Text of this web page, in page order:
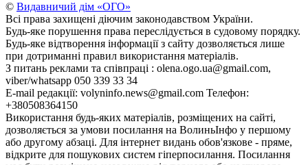
© Видавничий дім «ОГО»
Всі права захищені діючим законодавством України.
Будь-яке порушення права переслідується в судовому порядку.
Будь-яке відтворення інформації з сайту дозволяється лише
при дотриманні правил використання матеріалів.
З питань реклами та співпраці : olena.ogo.ua@gmail.com,
viber/whatsapp 050 339 33 34
E-mail редакції: volyninfo.news@gmail.com Телефон:
+380508364150
Використання будь-яких матеріалів, розміщених на сайті,
дозволяється за умови посилання на ВолиньІнфо у першому
або другому абзаці. Для інтернет видань обов'язкове - пряме,
відкрите для пошукових систем гіперпосилання. Посилання